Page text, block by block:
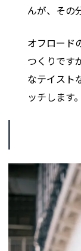
んが、その
オフロード
つくりです
なテイスト
ッチします。